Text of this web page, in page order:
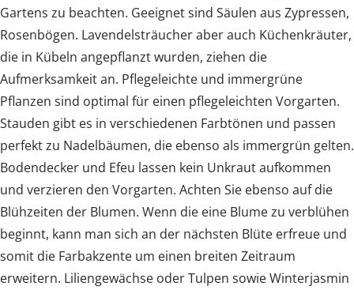
Gartens zu beachten. Geeignet sind Säulen aus Zypressen,
Rosenbögen. Lavendelsträucher aber auch Küchenkräuter,
die in Kübeln angepflanzt wurden, ziehen die
Aufmerksamkeit an. Pflegeleichte und immergrüne
Pflanzen sind optimal für einen pflegeleichten Vorgarten.
Stauden gibt es in verschiedenen Farbtönen und passen
perfekt zu Nadelbäumen, die ebenso als immergrün gelten.
Bodendecker und Efeu lassen kein Unkraut aufkommen
und verzieren den Vorgarten. Achten Sie ebenso auf die
Blühzeiten der Blumen. Wenn die eine Blume zu verblühen
beginnt, kann man sich an der nächsten Blüte erfreue und
somit die Farbakzente um einen breiten Zeitraum
erweitern. Liliengewächse oder Tulpen sowie Winterjasmin